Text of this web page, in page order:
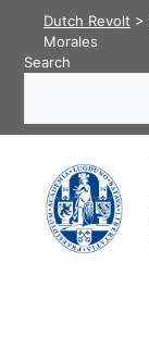
content
Dutch Revolt >
Morales
Search